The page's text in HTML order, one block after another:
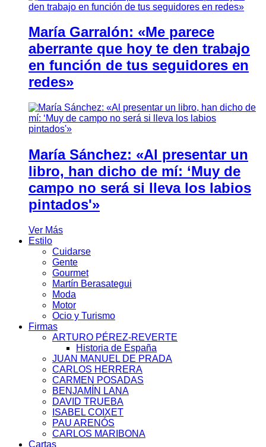
María Garralón: «Me parece
aberrante que hoy te den trabajo
en función de tus seguidores en
redes»
María Sánchez: «Al presentar un
libro, han dicho de mí: ‘Muy de
campo no será si lleva los labios
pintados'»
Ver Más
Estilo
Cuidarse
Gente
Gourmet
Martín Berasategui
Moda
Motor
Ocio y Turismo
Firmas
ARTURO PÉREZ-REVERTE
Historia de España
JUAN MANUEL DE PRADA
CARLOS HERRERA
CARMEN POSADAS
BENJAMÍN LANA
DAVID TRUEBA
ISABEL COIXET
PAU ARENÓS
CARLOS MARIBONA
Cartas